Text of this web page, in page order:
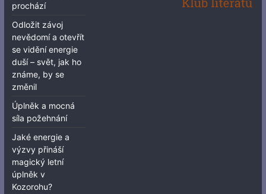
prochází
Odložit závoj
nevědomí a otevřít
se vidění energie
duší – svět, jak ho
známe, by se
změnil
Úplněk a mocná
síla požehnání
Jaké energie a
výzvy přináší
magický letní
úplněk v
Kozorohu?